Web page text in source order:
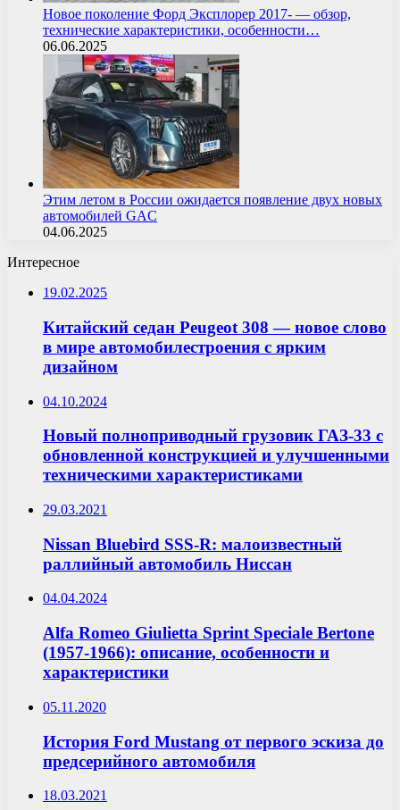
Новое поколение Форд Эксплорер 2017- — обзор,
технические характеристики, особенности…
06.06.2025
Этим летом в России ожидается появление двух новых
автомобилей GAC
04.06.2025
Интересное
19.02.2025
Китайский седан Peugeot 308 — новое слово
в мире автомобилестроения с ярким
дизайном
04.10.2024
Новый полноприводный грузовик ГАЗ-33 с
обновленной конструкцией и улучшенными
техническими характеристиками
29.03.2021
Nissan Bluebird SSS-R: малоизвестный
раллийный автомобиль Ниссан
04.04.2024
Alfa Romeo Giulietta Sprint Speciale Bertone
(1957-1966): описание, особенности и
характеристики
05.11.2020
История Ford Mustang от первого эскиза до
предсерийного автомобиля
18.03.2021